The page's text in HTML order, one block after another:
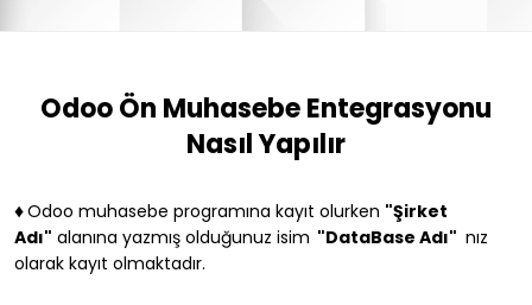
Odoo Ön Muhasebe Entegrasyonu
Nasıl Yapılır
♦Odoo muhasebe programına kayıt olurken "Şirket
Adı" alanına yazmış olduğunuz isim "DataBase Adı" nız
olarak kayıt olmaktadır.